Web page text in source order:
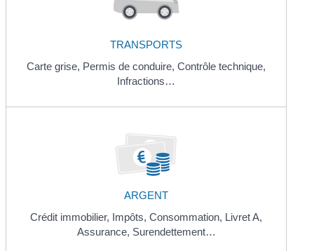
TRANSPORTS
Carte grise, Permis de conduire, Contrôle technique,
Infractions…
ARGENT
Crédit immobilier, Impôts, Consommation, Livret A,
Assurance, Surendettement…